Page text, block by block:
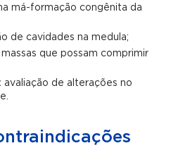
má-formação congênita da
de cavidades na medula;
que possam comprimir
avaliação de alterações no